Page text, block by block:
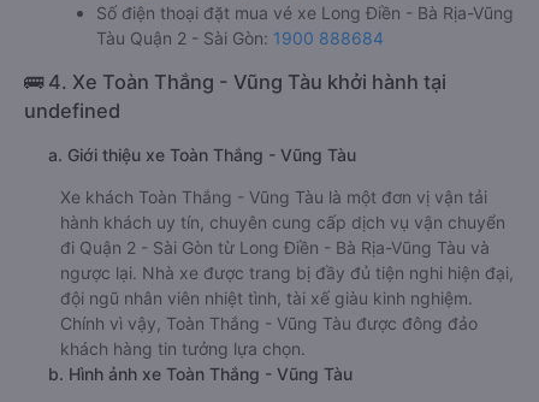
Số điện thoại đặt mua vé xe Long Điền - Bà Rịa-Vũng
Tàu Quận 2 - Sài Gòn: 1900 888684
🚌 4. Xe Toàn Thắng - Vũng Tàu khởi hành tại
undefined
a. Giới thiệu xe Toàn Thắng - Vũng Tàu
Xe khách Toàn Thắng - Vũng Tàu là một đơn vị vận tải
hành khách uy tín, chuyên cung cấp dịch vụ vận chuyển
đi Quận 2 - Sài Gòn từ Long Điền - Bà Rịa-Vũng Tàu và
ngược lại. Nhà xe được trang bị đầy đủ tiện nghi hiện đại,
đội ngũ nhân viên nhiệt tình, tài xế giàu kinh nghiệm.
Chính vì vậy, Toàn Thắng - Vũng Tàu được đông đảo
khách hàng tin tưởng lựa chọn.
b. Hình ảnh xe Toàn Thắng - Vũng Tàu